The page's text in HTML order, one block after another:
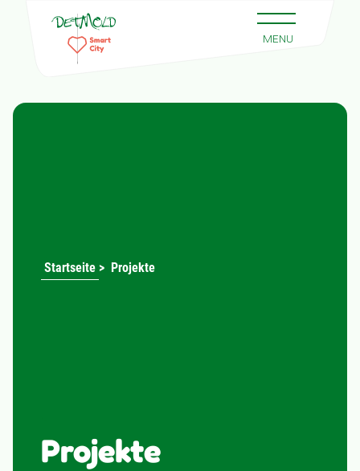
Startseite > Projekte
Projekte